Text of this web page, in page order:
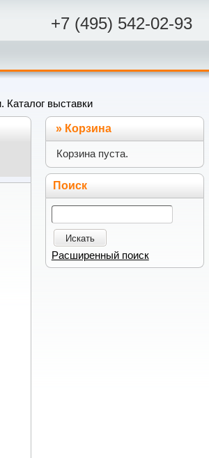
+7 (495) 542-02-93
выставки
» Корзина
Корзина пуста.
Поиск
Искать
Расширенный поиск